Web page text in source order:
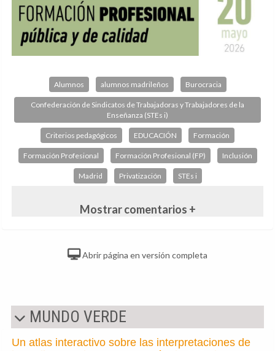
Alumnos alumnos madrileños Burocracia
Confederación de Sindicatos de Trabajadoras y Trabajadores de la
Enseñanza (STEs i)
Criterios pedagógicos EDUCACIÓN Formación
Formación Profesional Formación Profesional (FP) Inclusión
Madrid Privatización STEs i
Mostrar comentarios +
Abrir página en versión completa
MUNDO VERDE
Un atlas interactivo sobre las interpretaciones de